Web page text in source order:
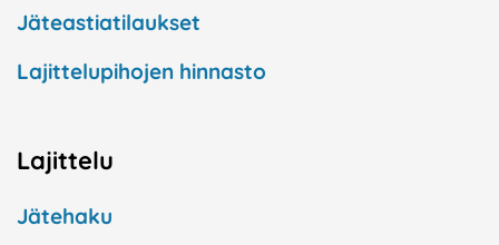
Jäteastiatilaukset
Lajittelupihojen hinnasto
Lajittelu
Jätehaku